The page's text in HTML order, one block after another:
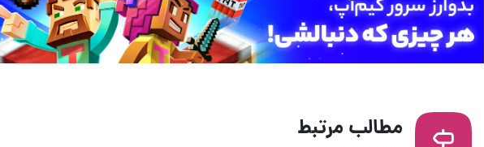
مطالب مرتبط